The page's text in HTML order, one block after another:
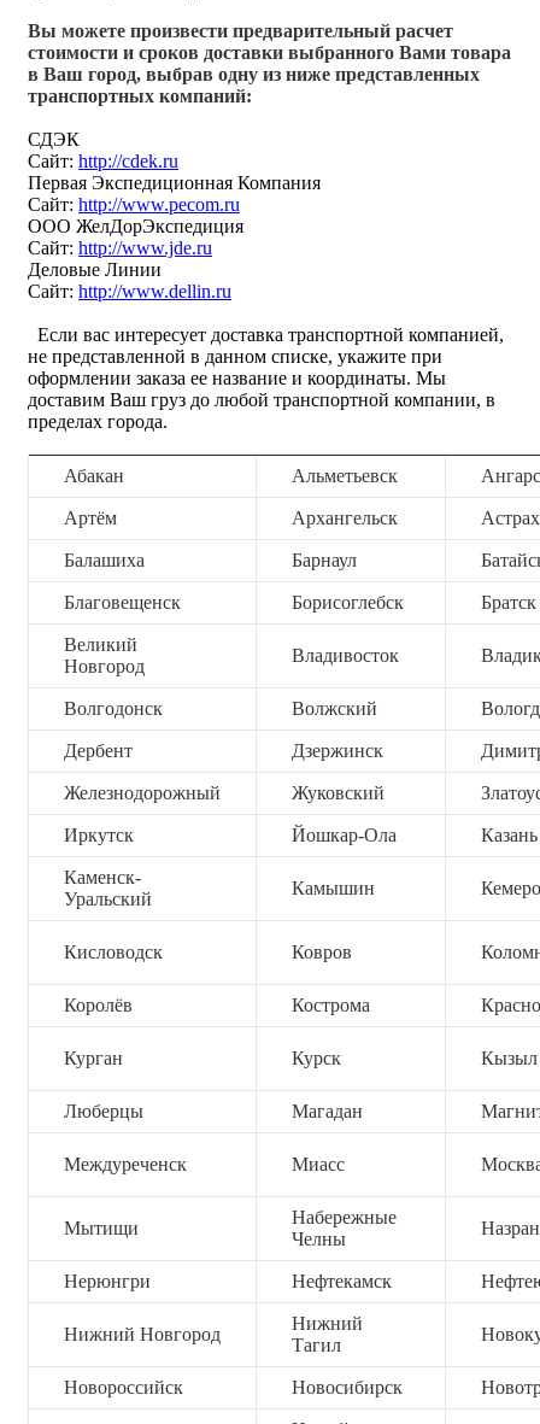
Вы можете произвести предварительный расчет
стоимости и сроков доставки выбранного Вами товара
в Ваш город, выбрав одну из ниже представленных
транспортных компаний:
СДЭК
Сайт: http://cdek.ru
Первая Экспедиционная Компания
Сайт: http://www.pecom.ru
ООО ЖелДорЭкспедиция
Сайт: http://www.jde.ru
Деловые Линии
Сайт: http://www.dellin.ru
Если вас интересует доставка транспортной компанией,
не представленной в данном списке, укажите при
оформлении заказа ее название и координаты. Мы
доставим Ваш груз до любой транспортной компании, в
пределах города.
Абакан Альметьевск
Артём Архангельск
Балашиха Барнаул
Благовещенск Борисоглебск Братск
Великий
Новгород
Владивосток
Волгодонск Волжский
Дербент Дзержинск
Железнодорожный Жуковский
Иркутск Йошкар-Ола Казань
Каменск-
Уральский
Камышин
Кисловодск Ковров
Королёв Кострома
Курган Курск Кызыл
Люберцы Магадан
Междуреченск Миасс
Мытищи
Набережные
Челны
Нерюнгри Нефтекамск
Нижний Новгород
Нижний
Тагил
Новороссийск Новосибирск